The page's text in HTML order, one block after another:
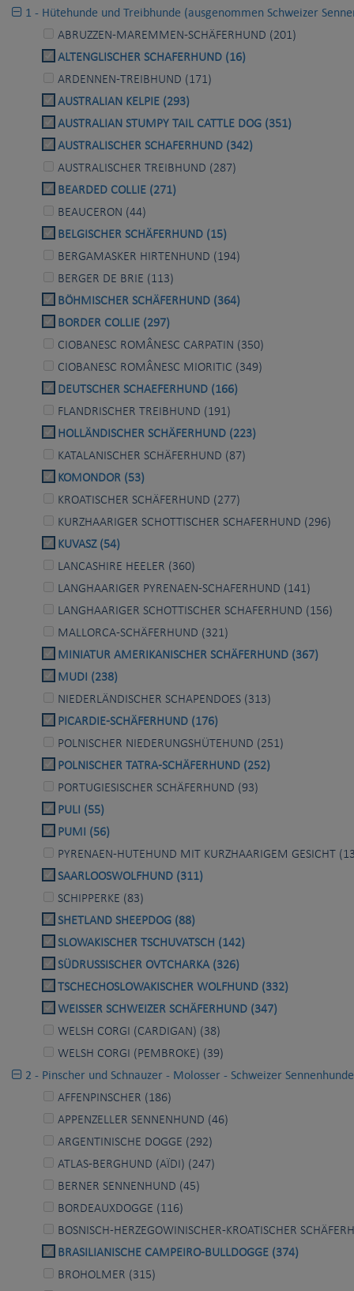
1 - Hütehunde und Treibhunde (ausgenommen Schweizer
ABRUZZEN-MAREMMEN-SCHÄFERHUND (201)
ALTENGLISCHER SCHAFERHUND (16)
ARDENNEN-TREIBHUND (171)
AUSTRALIAN KELPIE (293)
AUSTRALIAN STUMPY TAIL CATTLE DOG (351)
AUSTRALISCHER SCHAFERHUND (342)
AUSTRALISCHER TREIBHUND (287)
BEARDED COLLIE (271)
BEAUCERON (44)
BELGISCHER SCHÄFERHUND (15)
BERGAMASKER HIRTENHUND (194)
BERGER DE BRIE (113)
BÖHMISCHER SCHÄFERHUND (364)
BORDER COLLIE (297)
CIOBANESC ROMÂNESC CARPATIN (350)
CIOBANESC ROMÂNESC MIORITIC (349)
DEUTSCHER SCHAEFERHUND (166)
FLANDRISCHER TREIBHUND (191)
HOLLÄNDISCHER SCHÄFERHUND (223)
KATALANISCHER SCHÄFERHUND (87)
KOMONDOR (53)
KROATISCHER SCHÄFERHUND (277)
KURZHAARIGER SCHOTTISCHER SCHAFERHUND (296)
KUVASZ (54)
LANCASHIRE HEELER (360)
LANGHAARIGER PYRENAEN-SCHAFERHUND (141)
LANGHAARIGER SCHOTTISCHER SCHAFERHUND (156)
MALLORCA-SCHÄFERHUND (321)
MINIATUR AMERIKANISCHER SCHÄFERHUND (367)
MUDI (238)
NIEDERLÄNDISCHER SCHAPENDOES (313)
PICARDIE-SCHÄFERHUND (176)
POLNISCHER NIEDERUNGSHÜTEHUND (251)
POLNISCHER TATRA-SCHÄFERHUND (252)
PORTUGIESISCHER SCHÄFERHUND (93)
PULI (55)
PUMI (56)
PYRENAEN-HUTEHUND MIT KURZHAARIGEM GESICHT
SAARLOOSWOLFHUND (311)
SCHIPPERKE (83)
SHETLAND SHEEPDOG (88)
SLOWAKISCHER TSCHUVATSCH (142)
SÜDRUSSISCHER OVTCHARKA (326)
TSCHECHOSLOWAKISCHER WOLFHUND (332)
WEISSER SCHWEIZER SCHÄFERHUND (347)
WELSH CORGI (CARDIGAN) (38)
WELSH CORGI (PEMBROKE) (39)
2 - Pinscher und Schnauzer - Molosser - Schweizer Sennenhunde
AFFENPINSCHER (186)
APPENZELLER SENNENHUND (46)
ARGENTINISCHE DOGGE (292)
ATLAS-BERGHUND (AÏDI) (247)
BERNER SENNENHUND (45)
BORDEAUXDOGGE (116)
BOSNISCH-HERZEGOWINISCHER-KROATISCHER
BRASILIANISCHE CAMPEIRO-BULLDOGGE (374)
BROHOLMER (315)